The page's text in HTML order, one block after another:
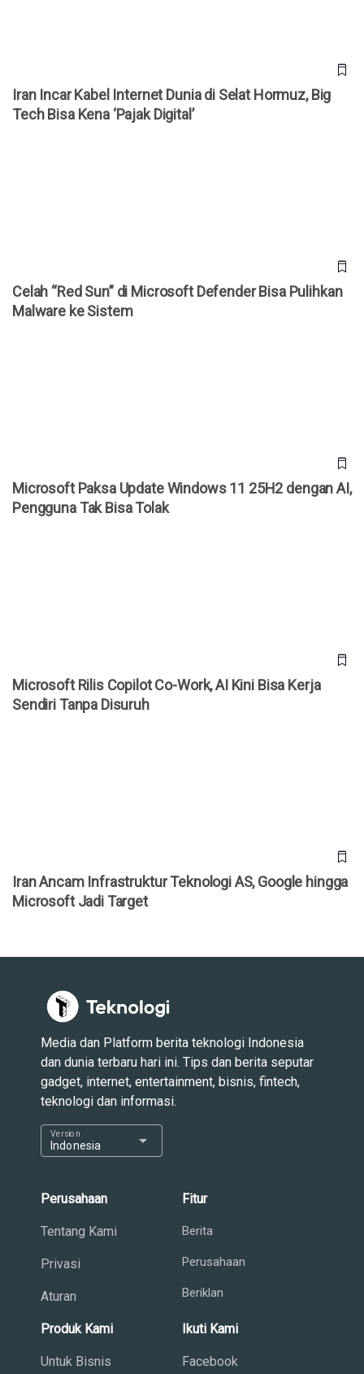
Iran Incar Kabel Internet Dunia di Selat Hormuz, Big
Tech Bisa Kena ‘Pajak Digital’
Celah “Red Sun” di Microsoft Defender Bisa Pulihkan
Malware ke Sistem
Microsoft Paksa Update Windows 11 25H2 dengan AI,
Pengguna Tak Bisa Tolak
Microsoft Rilis Copilot Co-Work, AI Kini Bisa Kerja
Sendiri Tanpa Disuruh
Iran Ancam Infrastruktur Teknologi AS, Google hingga
Microsoft Jadi Target
Media dan Platform berita teknologi Indonesia
dan dunia terbaru hari ini. Tips dan berita seputar
gadget, internet, entertainment, bisnis, fintech,
teknologi dan informasi.
Indonesia
Version arrow_drop_down
Perusahaan
Tentang Kami
Privasi
Aturan
Fitur
Berita
Perusahaan
Beriklan
Produk Kami
Untuk Bisnis
Ikuti Kami
Facebook